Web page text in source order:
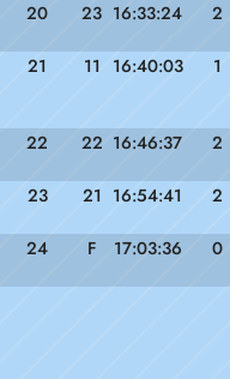
20 23 16:33:24 2
21 11 16:40:03 1
22 22 16:46:37 2
23 21 16:54:41 2
24 F 17:03:36 0